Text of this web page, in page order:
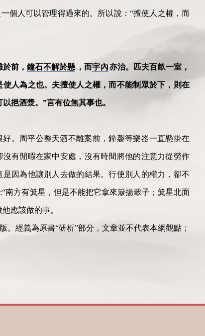
個人可以管理得過來的。所以說：“擅使人之權，而
於前，鐘石不解於懸 ，而宇內亦治。匹夫百畝一室，
人為之也。夫擅使人之權，而不能制眾於下，則在
挹酒漿。”言有位無其事也。
。周平公整天酒不離案前，鐘磬等樂器一直懸掛在
有閒暇在家中安處，沒有時間將他的注意力從勞作
因為他讓別人去做的結果。行使別人的權力，卻不
南方有箕星，但是不能把它拿來簸揚穀子；箕星北面
應該做的事。
。經義為原書“研析”部分，文章並不代表本網觀點；